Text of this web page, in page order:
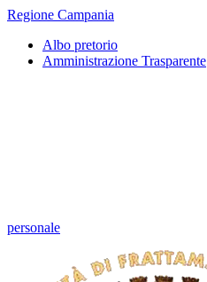
Regione Campania
Albo pretorio
Amministrazione Trasparente
personale